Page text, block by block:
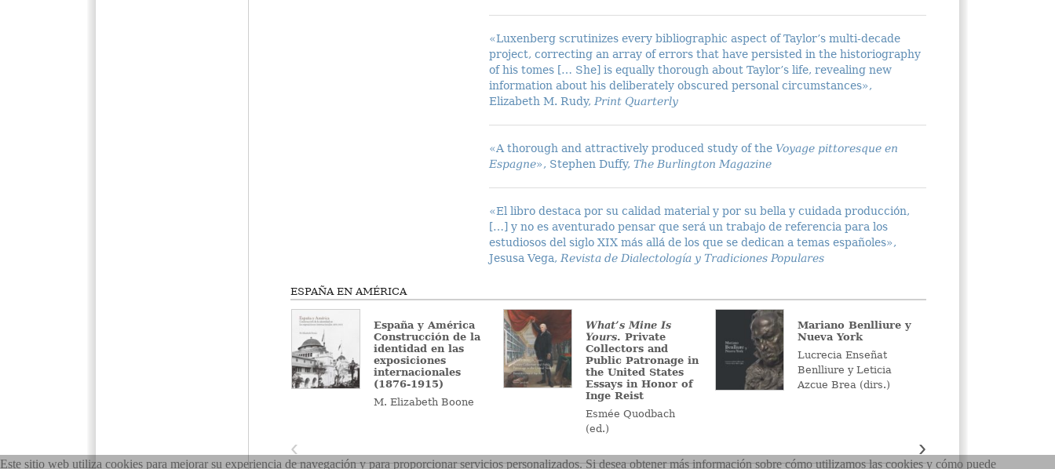
«Luxenberg scrutinizes every bibliographic aspect of Taylor’s multi-decade
project, correcting an array of errors that have persisted in the historiography
of his tomes [… She] is equally thorough about Taylor’s life, revealing new
information about his deliberately obscured personal circumstances»,
Elizabeth M. Rudy, Print Quarterly
«A thorough and attractively produced study of the Voyage pittoresque en
Espagne», Stephen Duffy,The Burlington Magazine
«El libro destaca por su calidad material y por su bella y cuidada producción,
[…] y no es aventurado pensar que será un trabajo de referencia para los
estudiosos del siglo XIX más allá de los que se dedican a temas españoles»,
Jesusa Vega, Revista de Dialectología y Tradiciones Populares
ESPAÑA EN AMÉRICA
España y América
Construcción de la
identidad en las
exposiciones
internacionales
(1876-1915)
M. Elizabeth Boone
What’s Mine Is
Yours. Private
Collectors and
Public Patronage in
the United States
Essays in Honor of
Inge Reist
Esmée Quodbach
(ed.)
Mariano Benlliure y
Nueva York
Lucrecia Enseñat
Benlliure y Leticia
Azcue Brea (dirs.)
‹ ›